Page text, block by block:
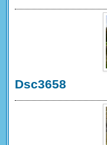
Dsc3658